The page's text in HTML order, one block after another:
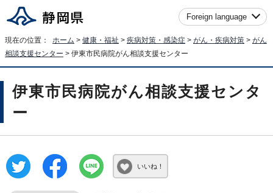
Foreign language
現在の位置： ホーム > 健康・福祉 > 疾病対策・感染症 > がん・疾病対策 > がん
相談支援センター > 伊東市民病院がん相談支援センター
伊東市民病院がん相談支援センタ
ー
いいね！